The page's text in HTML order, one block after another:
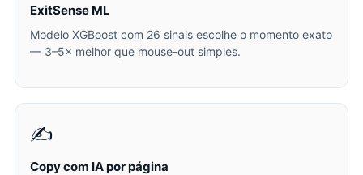
ExitSense ML
Modelo XGBoost com 26 sinais escolhe o momento exato
— 3–5× melhor que mouse-out simples.
✍️
Copy com IA por página